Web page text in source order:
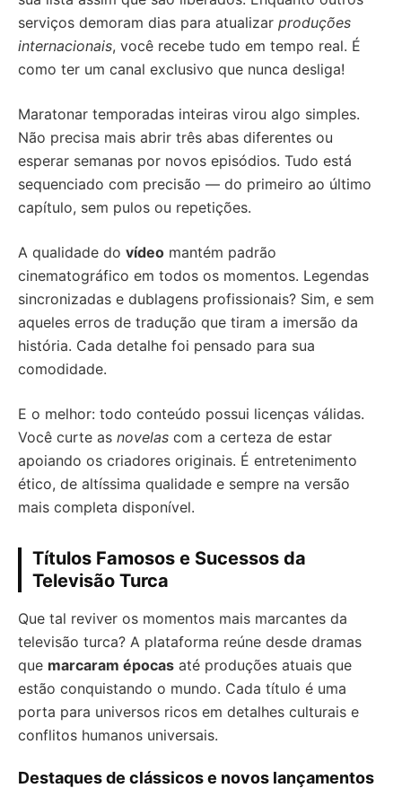
serviços demoram dias para atualizar produções
internacionais, você recebe tudo em tempo real. É
como ter um canal exclusivo que nunca desliga!
Maratonar temporadas inteiras virou algo simples.
Não precisa mais abrir três abas diferentes ou
esperar semanas por novos episódios. Tudo está
sequenciado com precisão — do primeiro ao último
capítulo, sem pulos ou repetições.
A qualidade do vídeo mantém padrão
cinematográfico em todos os momentos. Legendas
sincronizadas e dublagens profissionais? Sim, e sem
aqueles erros de tradução que tiram a imersão da
história. Cada detalhe foi pensado para sua
comodidade.
E o melhor: todo conteúdo possui licenças válidas.
Você curte as novelas com a certeza de estar
apoiando os criadores originais. É entretenimento
ético, de altíssima qualidade e sempre na versão
mais completa disponível.
Títulos Famosos e Sucessos da
Televisão Turca
Que tal reviver os momentos mais marcantes da
televisão turca? A plataforma reúne desde dramas
que marcaram épocas até produções atuais que
estão conquistando o mundo. Cada título é uma
porta para universos ricos em detalhes culturais e
conflitos humanos universais.
Destaques de clássicos e novos lançamentos